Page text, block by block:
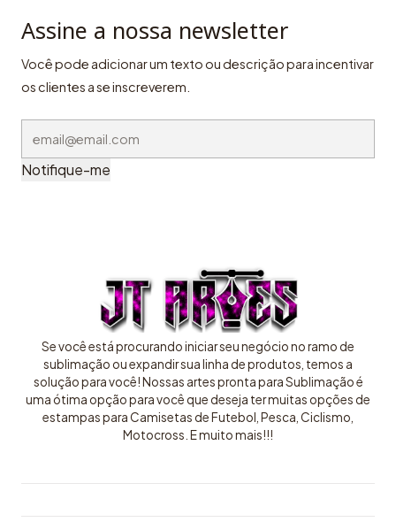
Assine a nossa newsletter
Você pode adicionar um texto ou descrição para incentivar
os clientes a se inscreverem.
Notifique-me
Se você está procurando iniciar seu negócio no ramo de
sublimação ou expandir sua linha de produtos, temos a
solução para você! Nossas artes pronta para Sublimação é
uma ótima opção para você que deseja ter muitas opções de
estampas para Camisetas de Futebol, Pesca, Ciclismo,
Motocross. E muito mais!!!